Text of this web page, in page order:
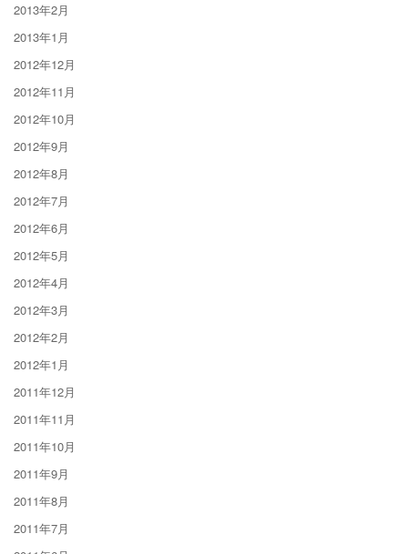
2013年2月
2013年1月
2012年12月
2012年11月
2012年10月
2012年9月
2012年8月
2012年7月
2012年6月
2012年5月
2012年4月
2012年3月
2012年2月
2012年1月
2011年12月
2011年11月
2011年10月
2011年9月
2011年8月
2011年7月